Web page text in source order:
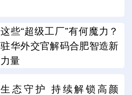
这些“超级工厂”有何魔力？
驻华外交官解码合肥智造新
力量
生态守护 持续解锁高颜